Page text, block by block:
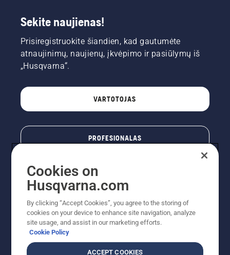
Sekite naujienas!
Prisiregistruokite šiandien, kad gautumėte
atnaujinimų, naujienų, įkvėpimo ir pasiūlymų iš
„Husqvarna“.
VARTOTOJAS
PROFESIONALAS
© „Husqvarna AB“ (leid). Visos teisės priklauso autoriui.
Cookies on
Husqvarna.com
By clicking “Accept Cookies”, you agree to the storing of
cookies on your device to enhance site navigation, analyze
site usage, and assist in our marketing efforts.
Cookie Policy
ACCEPT COOKIES